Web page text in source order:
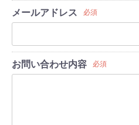
メールアドレス 必須
お問い合わせ内容 必須